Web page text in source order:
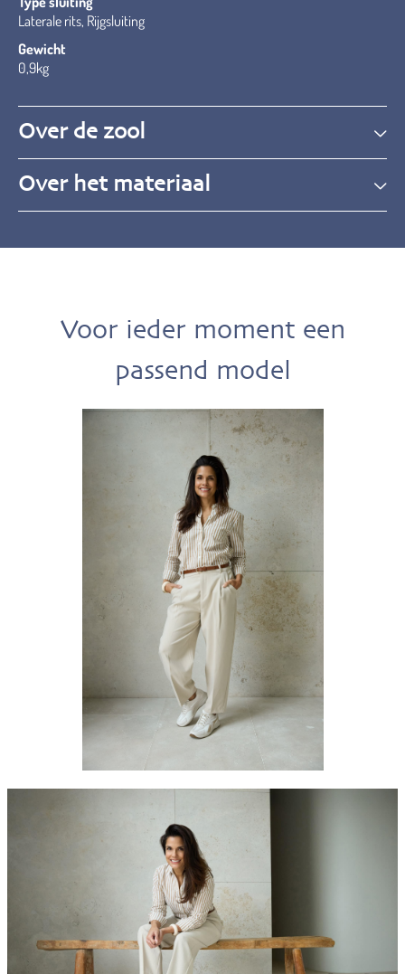
Laterale rits, Rijgsluiting
Gewicht
0,9kg
Over de zool
Over het materiaal
Voor ieder moment een
passend model